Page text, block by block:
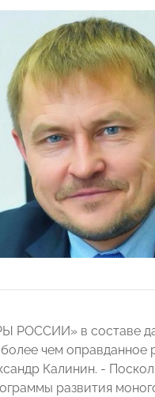
РОССИИ» в составе
чем оправданное
Калинин. -
развития